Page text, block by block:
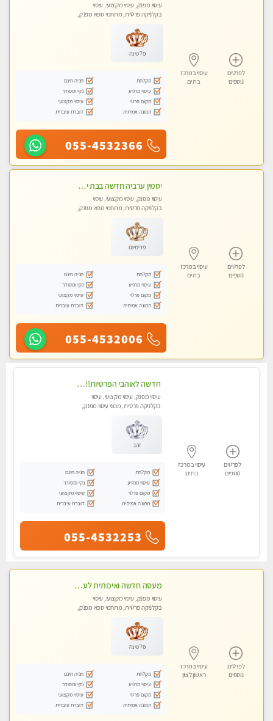
לפרטים
נוספים
עיסוי במרכז
בת ים
עיסוי מפנק, עיסוי מקצועי, עיסוי
בקלניקה פרטית, מתחמי ספא מפנק,
פלטינה
מקלחת
חניה חינם
עיסוי מרגיע
נקי ומסודר
מקום פרטי
עיסוי מקצועי
תמונה אמיתית
דוברת עיברית
055-4532366
לפרטים
נוספים
עיסוי במרכז
בת ים
יסמין ערביה חדשה בבת ים חדש חדש .כל סוגי העיסויים במקום הכי מושלם בעיר בת ים . highly recommended..new in the city
עיסוי מפנק, עיסוי מקצועי, עיסוי
בקלניקה פרטית, מתחמי ספא מפנק,
טנטרה
פרימיום
מקלחת
חניה חינם
עיסוי מרגיע
נקי ומסודר
מקום פרטי
עיסוי מקצועי
תמונה אמיתית
דוברת עיברית
055-4532006
לפרטים
נוספים
עיסוי במרכז
בת ים
חדשה לאוהבי הפרטיות!!בראשון לציון! מעסה vip מפנקת בקליניקה פרטית לחלוטין!!! לבד! לרציניים בלבד! מומלץ!
עיסוי מפנק, עיסוי מקצועי, עיסוי
בקלניקה פרטית, מכוני עיסוי מפנק,
זהב
מקלחת
חניה חינם
עיסוי מרגיע
נקי ומסודר
מקום פרטי
עיסוי מקצועי
תמונה אמיתית
דוברת עיברית
055-4532253
לפרטים
נוספים
עיסוי במרכז
ראשון לציון
מעסה חדשה ואיכותית לעיסוי מרגיע ומפנק VIP-מומלץ לחלוטין! פרטי! ​​​​​​ Highly recommended
עיסוי מפנק, עיסוי מקצועי, עיסוי
בקלניקה פרטית, מתחמי ספא מפנק,
פלטינה
מקלחת
חניה חינם
עיסוי מרגיע
נקי ומסודר
מקום פרטי
עיסוי מקצועי
תמונה אמיתית
דוברת עיברית